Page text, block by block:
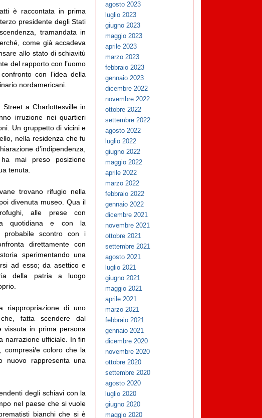
è raccontata in prima
presidente degli Stati
tramandata in
come già accadeva
allo stato di schiavitù
del rapporto con l’uomo
con l’idea della
nordamericani.
a Charlottesville in
irruzione nei quartieri
Un gruppetto di vicini e
nella residenza che fu
d’indipendenza,
mai preso posizione
tenuta.
trovano rifugio nella
divenuta museo. Qua il
alle prese con
quotidiana e con la
probabile scontro con i
direttamente con
sperimentando una
ad esso; da asettico e
della patria a luogo
riappropriazione di uno
fatta scendere dal
vissuta in prima persona
narrazione ufficiale. In fin
e coloro che la
nuovo rappresenta una
degli schiavi con la
nel paese che si vuole
bianchi che si è
agosto 2023
luglio 2023
giugno 2023
maggio 2023
aprile 2023
marzo 2023
febbraio 2023
gennaio 2023
dicembre 2022
novembre 2022
ottobre 2022
settembre 2022
agosto 2022
luglio 2022
giugno 2022
maggio 2022
aprile 2022
marzo 2022
febbraio 2022
gennaio 2022
dicembre 2021
novembre 2021
ottobre 2021
settembre 2021
agosto 2021
luglio 2021
giugno 2021
maggio 2021
aprile 2021
marzo 2021
febbraio 2021
gennaio 2021
dicembre 2020
novembre 2020
ottobre 2020
settembre 2020
agosto 2020
luglio 2020
giugno 2020
maggio 2020